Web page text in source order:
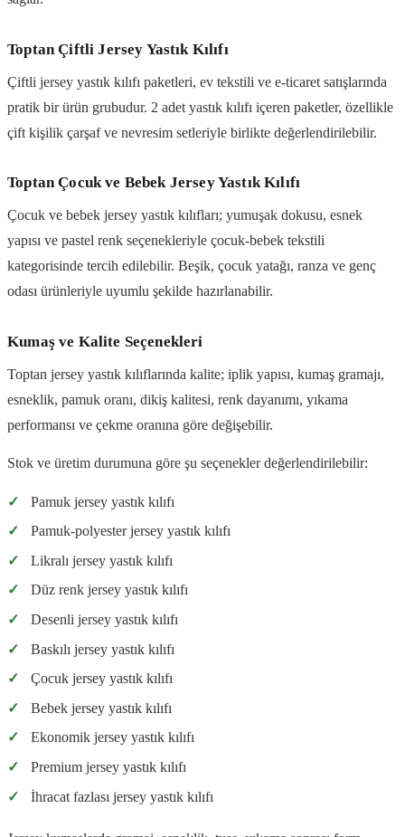
Toptan Çiftli Jersey Yastık Kılıfı
Çiftli jersey yastık kılıfı paketleri, ev tekstili ve e-ticaret satışlarında
pratik bir ürün grubudur. 2 adet yastık kılıfı içeren paketler, özellikle
çift kişilik çarşaf ve nevresim setleriyle birlikte değerlendirilebilir.
Toptan Çocuk ve Bebek Jersey Yastık Kılıfı
Çocuk ve bebek jersey yastık kılıfları; yumuşak dokusu, esnek
yapısı ve pastel renk seçenekleriyle çocuk-bebek tekstili
kategorisinde tercih edilebilir. Beşik, çocuk yatağı, ranza ve genç
odası ürünleriyle uyumlu şekilde hazırlanabilir.
Kumaş ve Kalite Seçenekleri
Toptan jersey yastık kılıflarında kalite; iplik yapısı, kumaş gramajı,
esneklik, pamuk oranı, dikiş kalitesi, renk dayanımı, yıkama
performansı ve çekme oranına göre değişebilir.
Stok ve üretim durumuna göre şu seçenekler değerlendirilebilir:
✓
Pamuk jersey yastık kılıfı
✓
Pamuk-polyester jersey yastık kılıfı
✓
Likralı jersey yastık kılıfı
✓
Düz renk jersey yastık kılıfı
✓
Desenli jersey yastık kılıfı
✓
Baskılı jersey yastık kılıfı
✓
Çocuk jersey yastık kılıfı
✓
Bebek jersey yastık kılıfı
✓
Ekonomik jersey yastık kılıfı
✓
Premium jersey yastık kılıfı
✓
İhracat fazlası jersey yastık kılıfı